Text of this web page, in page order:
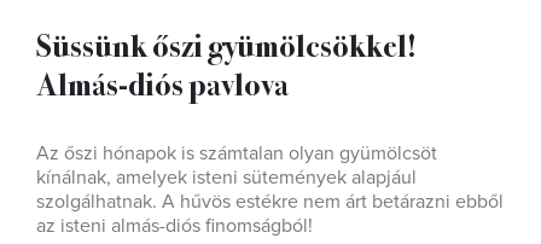
Süssünk őszi gyümölcsökkel!
Almás-diós pavlova
Az őszi hónapok is számtalan olyan gyümölcsöt
kínálnak, amelyek isteni sütemények alapjául
szolgálhatnak. A hűvös estékre nem árt betárazni ebből
az isteni almás-diós finomságból!